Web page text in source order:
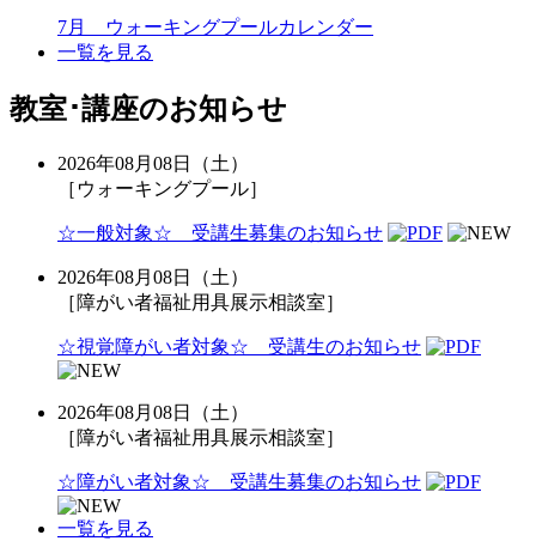
7月 ウォーキングプールカレンダー
一覧を見る
教室･講座のお知らせ
2026年08月08日（土）
［ウォーキングプール］
☆一般対象☆ 受講生募集のお知らせ
2026年08月08日（土）
［障がい者福祉用具展示相談室］
☆視覚障がい者対象☆ 受講生のお知らせ
2026年08月08日（土）
［障がい者福祉用具展示相談室］
☆障がい者対象☆ 受講生募集のお知らせ
一覧を見る